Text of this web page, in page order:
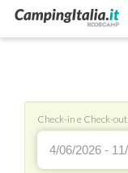
Check-in e Check-out